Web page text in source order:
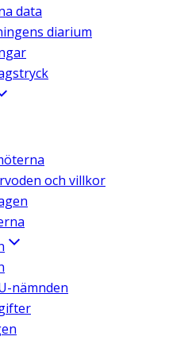
data
diarium
och villkor
nämnden